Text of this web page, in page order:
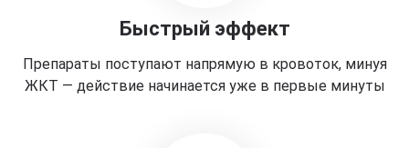
Быстрый эффект
Препараты поступают напрямую в кровоток, минуя
ЖКТ — действие начинается уже в первые минуты